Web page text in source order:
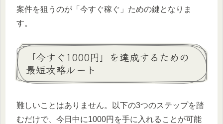
案件を狙うのが「今すぐ稼ぐ」ための鍵となりま
す。
「今すぐ1000円」を達成するための
最短攻略ルート
難しいことはありません。以下の3つのステップを踏
むだけで、今日中に1000円を手に入れることが可能